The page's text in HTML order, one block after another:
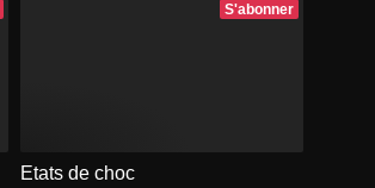
S'abonner
Etats de choc